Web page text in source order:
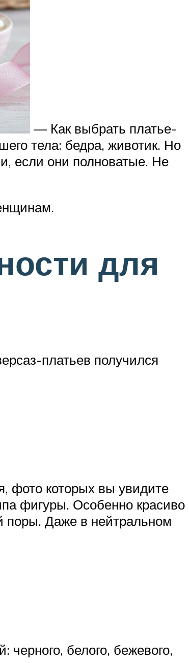
— Как выбрать платье-
тела: бедра, животик. Но
если они полноватые. Не
для
платьев получился
фото которых вы увидите
фигуры. Особенно красиво
поры. Даже в нейтральном
белого, бежевого,